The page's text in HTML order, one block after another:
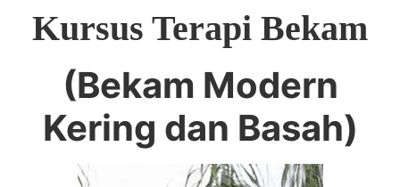
Kursus Terapi Bekam
(Bekam Modern
Kering dan Basah)